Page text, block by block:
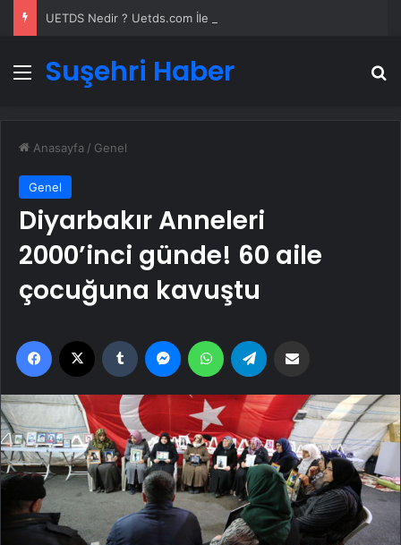
Menü
Suşehri Haber
Anasayfa / Genel
Genel
Diyarbakır Anneleri
2000’inci günde! 60 aile
çocuğuna kavuştu
Facebook Tumblr MessengerWhatsApp